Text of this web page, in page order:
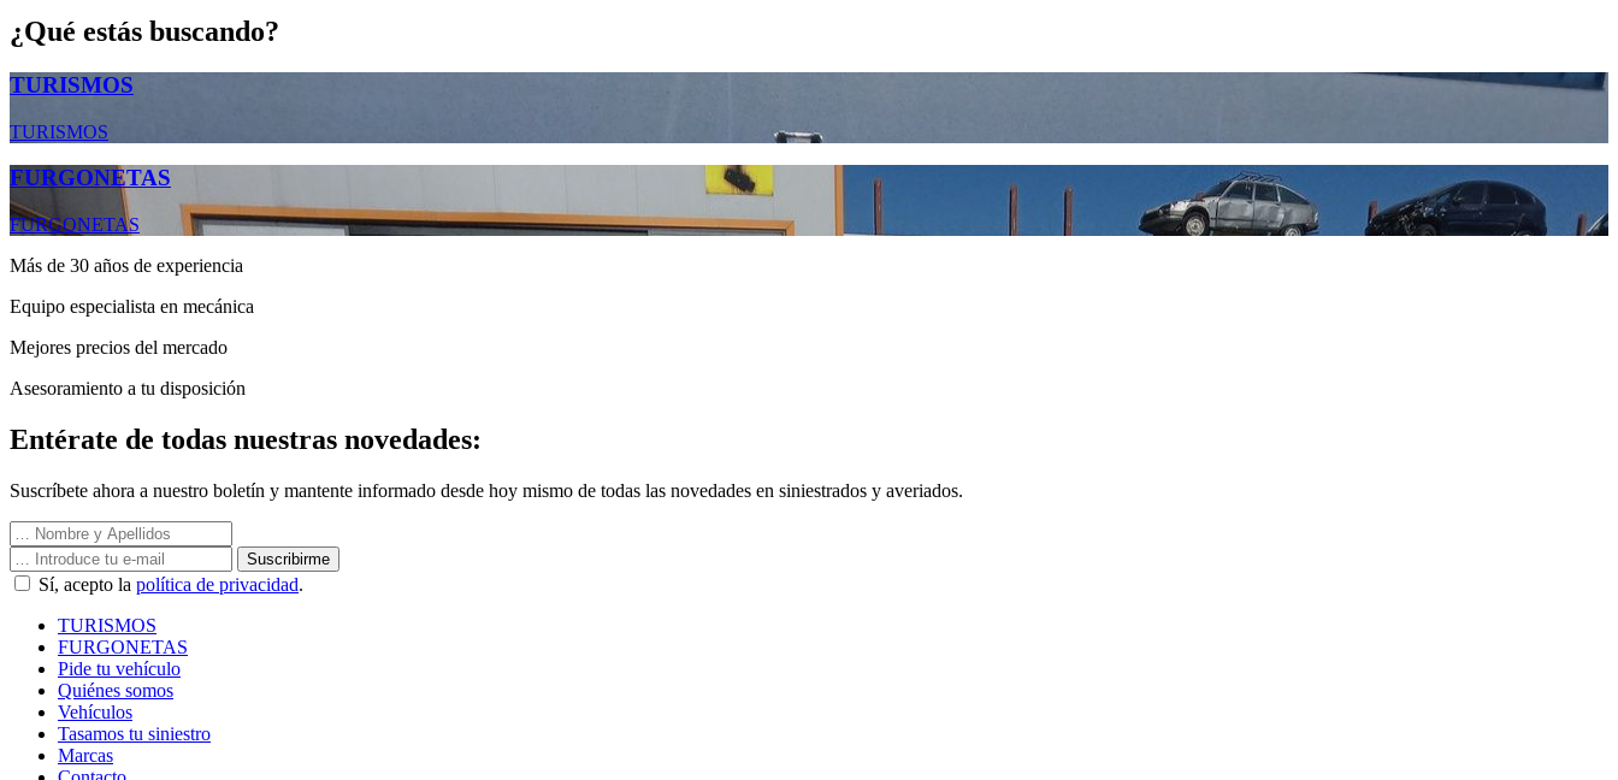
¿Qué estás buscando?
TURISMOS
TURISMOS
FURGONETAS
FURGONETAS
Más de 30 años de experiencia
Equipo especialista en mecánica
Mejores precios del mercado
Asesoramiento a tu disposición
Entérate de todas nuestras novedades:
Suscríbete ahora a nuestro boletín y mantente informado desde hoy mismo de todas las novedades en siniestrados y averiados.
Suscribirme
Sí, acepto la política de privacidad.
TURISMOS
FURGONETAS
Pide tu vehículo
Quiénes somos
Vehículos
Tasamos tu siniestro
Marcas